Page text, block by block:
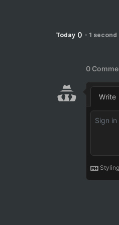
Today 0 - 1 second